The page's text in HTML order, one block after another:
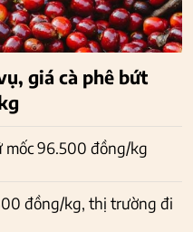
giá cà phê bứt
mốc 96.500 đồng/kg
đồng/kg, thị trường đi